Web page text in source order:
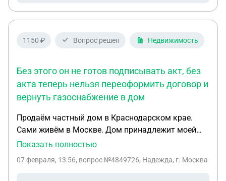
1150 ₽ Вопрос решен Недвижимость
Без этого он не готов подписывать акт, без
акта теперь нельзя переоформить договор и
вернуть газоснабжение в дом
Продаём частный дом в Краснодарском крае.
Сами живём в Москве. Дом принадлежит моей
матери (основание - договор дарения от покойной
нескольких улицах случилась авария, каким то
Показать полностью
07 февраля, 13:56, вопрос №4849726, Надежда, г. Москва